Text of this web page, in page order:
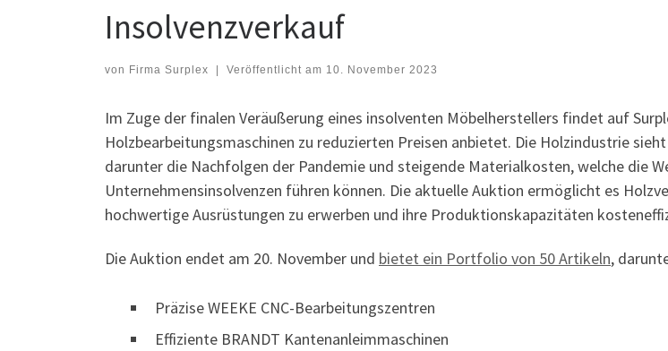
Insolvenzverkauf
von Firma Surplex Veröffentlicht am 10. November 2023
Im Zuge der finalen Veräußerung eines insolventen Möbelherstellers findet auf
Holzbearbeitungsmaschinen zu reduzierten Preisen anbietet. Die Holzindustrie
darunter die Nachfolgen der Pandemie und steigende Materialkosten, welche die
Unternehmensinsolvenzen führen können. Die aktuelle Auktion ermöglicht es
hochwertige Ausrüstungen zu erwerben und ihre Produktionskapazitäten
Die Auktion endet am 20. November und bietet ein Portfolio von 50 Artikeln,
Präzise WEEKE CNC-Bearbeitungszentren
Effiziente BRANDT Kantenanleimmaschinen